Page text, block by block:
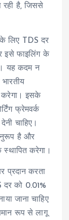
रही है, जिससे
के लिए TDS दर
इसे फाइलिंग के
यह कदम न
करेगा। इसके
फ्रेमवर्क
चाहिए।
है और
करेगा।
प्रदान करता
को 0.01%
जाना चाहिए
रूप से लागू